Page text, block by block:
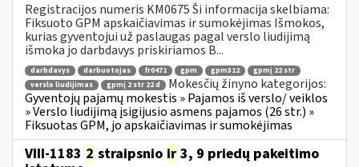
Registracijos numeris KM0675 Ši informacija skelbiama:
Fiksuoto GPM apskaičiavimas ir sumokėjimas Išmokos,
kurias gyventojui už paslaugas pagal verslo liudijimą
išmoka jo darbdavys priskiriamos B...
darbdavys darbuotojas fr0471 gpm gpm312
gpmį 22 str
verslo liudijimas
gpmį 2 str 22 d
Mokesčių žinyno kategorijos:
Gyventojų pajamų mokestis » Pajamos iš verslo/ veiklos
» Verslo liudijimą įsigijusio asmens pajamos (26 str.) »
Fiksuotas GPM, jo apskaičiavimas ir sumokėjimas
VIII-1183 2 straipsnio ir 3, 9 priedų pakeitimo